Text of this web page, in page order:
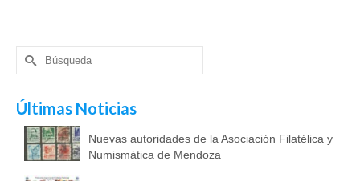
Buscar
por:
Últimas Noticias
Nuevas autoridades de la Asociación Filatélica y
Numismática de Mendoza